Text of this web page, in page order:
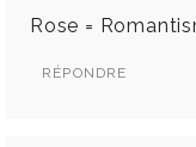
Rose =
RÉPONDRE